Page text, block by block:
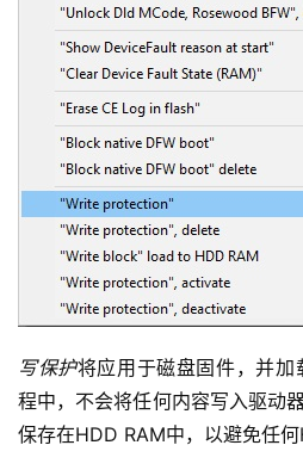
写保护将应用于磁盘固件，并加
程中，不会将任何内容写入驱动
保存在HDD RAM中，以避免任何